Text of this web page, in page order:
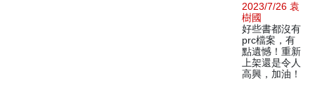
2023/7/26 袁
樹國
好些書都沒有
prc檔案，有
點遺憾！重新
上架還是令人
高興，加油！